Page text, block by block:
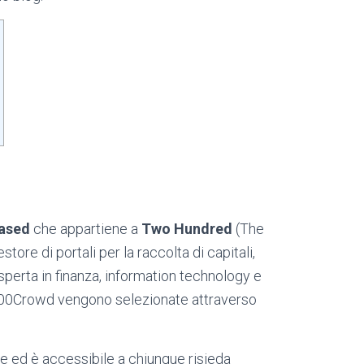
che appartiene a Two Hundred (The
di portali per la raccolta di capitali,
in finanza, information technology e
vengono selezionate attraverso
ed è accessibile a chiunque risieda